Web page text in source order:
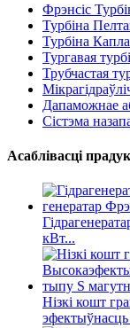
Фрэнсіс
Турбіна
Турбіна
Тургавая
Трубчастая
Дапаможнае
Сістэма
Асаблівасці
кВт...
Нізкі кошт
эфектыўнасць